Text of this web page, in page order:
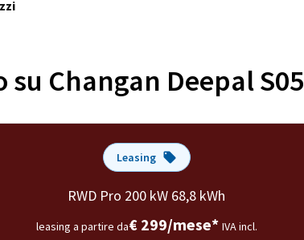
Changan Deepal S05
Leasing
RWD Pro 200 kW 68,8 kWh
leasing a partire da€ 299/mese* IVA incl.